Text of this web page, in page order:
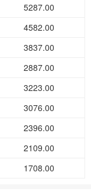
5287.00
4582.00
3837.00
2887.00
3223.00
3076.00
2396.00
2109.00
1708.00